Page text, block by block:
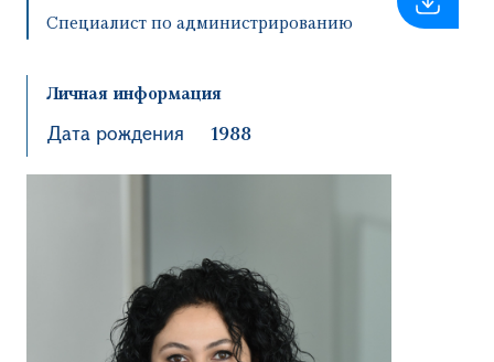
Специалист по администрированию
Личная информация
Дата рождения 1988